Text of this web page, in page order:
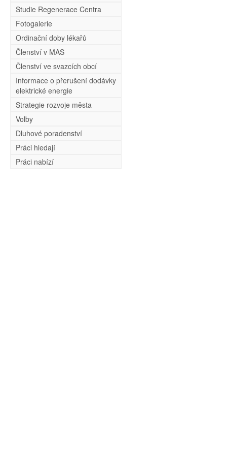
Studie Regenerace Centra
Fotogalerie
Ordinační doby lékařů
Členství v MAS
Členství ve svazcích obcí
Informace o přerušení dodávky
elektrické energie
Strategie rozvoje města
Volby
Dluhové poradenství
Práci hledají
Práci nabízí